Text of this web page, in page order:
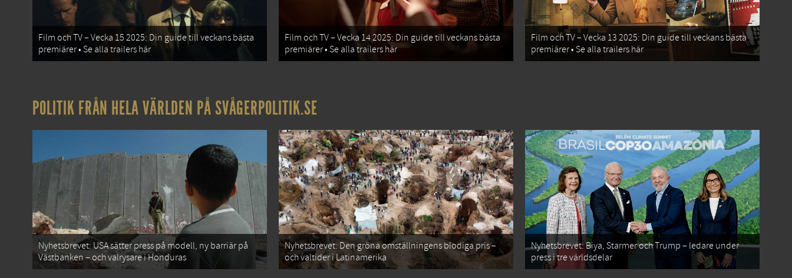
Film och TV – Vecka 15 2025: Din guide till veckans bästa
premiärer • Se alla trailers här
Film och TV – Vecka 14 2025: Din guide till veckans bästa
premiärer • Se alla trailers här
Film och TV – Vecka 13 2025: Din guide till veckans bästa
premiärer • Se alla trailers här
POLITIK FRÅN HELA VÄRLDEN PÅ SVÅGERPOLITIK.SE
Nyhetsbrevet: USA sätter press på modell, ny barriär på
Västbanken – och valrysare i Honduras
Nyhetsbrevet: Den gröna omställningens blodiga pris –
och valtider i Latinamerika
Nyhetsbrevet: Biya, Starmer och Trump – ledare under
press i tre världsdelar